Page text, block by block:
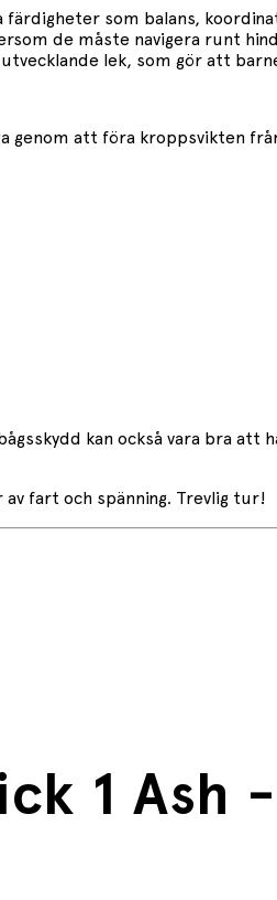
som balans,
de måste navigera runt
lek, som gör att
genom att föra kroppsvikten
kan också vara bra
fart och spänning. Trevlig tur!
1 Ash